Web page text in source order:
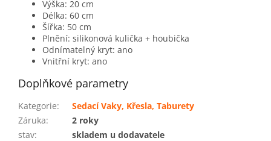
Výška: 20 cm
Délka: 60 cm
Šířka: 50 cm
Plnění: silikonová kulička + houbička
Odnímatelný kryt: ano
Vnitřní kryt: ano
Doplňkové parametry
Kategorie:
Sedací Vaky, Křesla, Taburety
Záruka:
2 roky
stav:
skladem u dodavatele